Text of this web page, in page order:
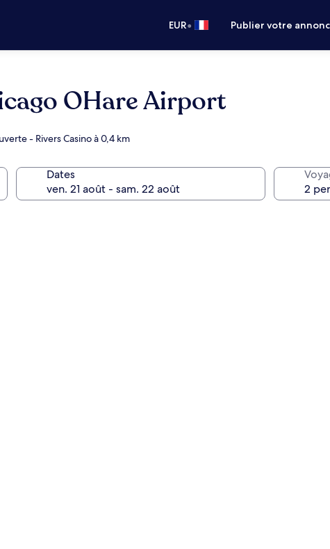
EUR• Publier votre
OHare Airport
- Rivers Casino à 0,4 km
Dates